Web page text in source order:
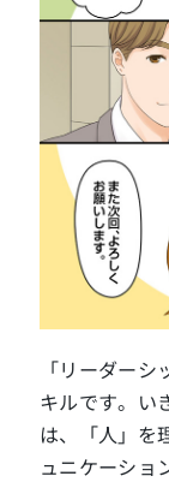
「リーダー
キルです。い
は、「人」を
ュニケーショ